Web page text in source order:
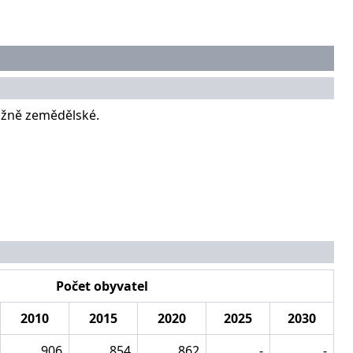
zemědělské.
Počet obyvatel
2010 2015 2020 2025
2030